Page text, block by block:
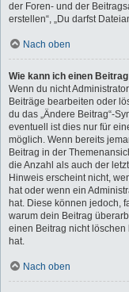
der Foren- und der
erstellen“, „Du darfst
Nach oben
Wie kann ich einen
Wenn du nicht
Beiträge bearbeiten oder
du das „Ändere Beitrag“-
eventuell ist dies nur für
möglich. Wenn bereits
Beitrag in der
die Anzahl als auch der
Hinweis erscheint nicht,
hat oder wenn ein
hat. Diese können jedoch,
warum dein Beitrag
einen Beitrag nicht
hat.
Nach oben